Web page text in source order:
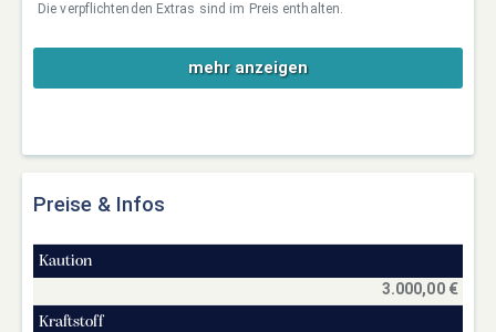
Die verpflichtenden Extras sind im Preis enthalten.
mehr anzeigen
Preise & Infos
Kaution
3.000,00 €
Kraftstoff